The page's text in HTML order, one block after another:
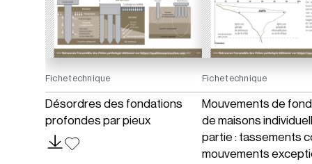
Fiche technique
Désordres des fondations
profondes par pieux
Fiche technique
Mouvements de
de maisons
partie : tassements
mouvements